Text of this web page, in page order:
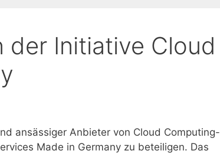
der Initiative Cloud
ansässiger Anbieter von Cloud Computing-
Made in Germany zu beteiligen. Das